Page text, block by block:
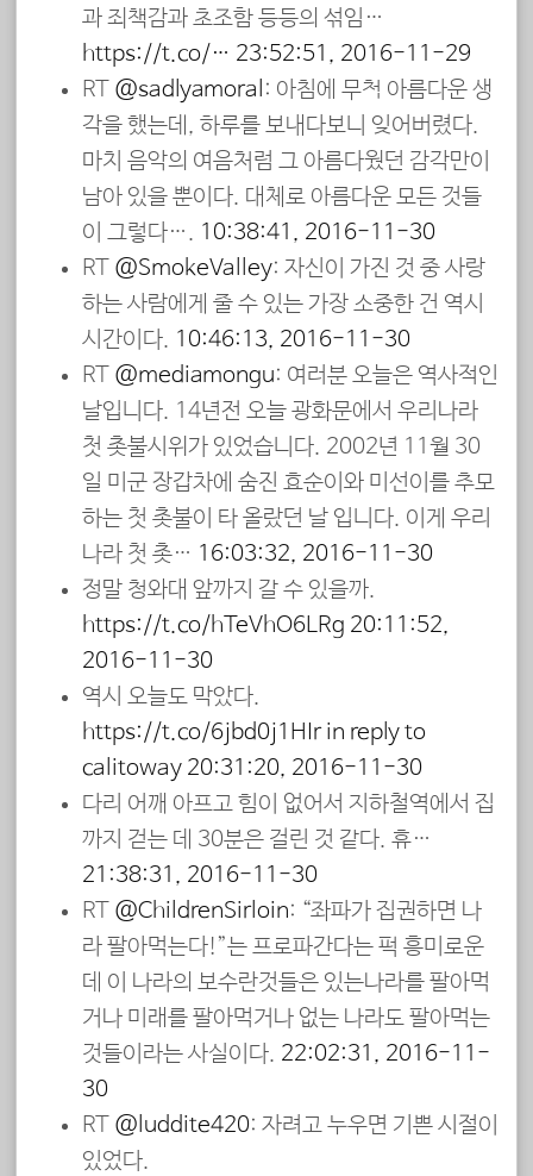
과 죄책감과 초조함 등등의 섞임…
https://t.co/… 23:52:51, 2016-11-29
RT @sadlyamoral: 아침에 무척 아름다운 생
각을 했는데, 하루를 보내다보니 잊어버렸다.
마치 음악의 여음처럼 그 아름다웠던 감각만이
남아 있을 뿐이다. 대체로 아름다운 모든 것들
이 그렇다…. 10:38:41, 2016-11-30
RT @SmokeValley: 자신이 가진 것 중 사랑
하는 사람에게 줄 수 있는 가장 소중한 건 역시
시간이다. 10:46:13, 2016-11-30
RT @mediamongu: 여러분 오늘은 역사적인
날입니다. 14년전 오늘 광화문에서 우리나라
첫 촛불시위가 있었습니다. 2002년 11월 30
일 미군 장갑차에 숨진 효순이와 미선이를 추모
하는 첫 촛불이 타 올랐던 날 입니다. 이게 우리
나라 첫 촛… 16:03:32, 2016-11-30
정말 청와대 앞까지 갈 수 있을까.
https://t.co/hTeVhO6LRg 20:11:52,
2016-11-30
역시 오늘도 막았다.
https://t.co/6jbd0j1HIr in reply to
calitoway 20:31:20, 2016-11-30
다리 어깨 아프고 힘이 없어서 지하철역에서 집
까지 걷는 데 30분은 걸린 것 같다. 휴…
21:38:31, 2016-11-30
RT @ChildrenSirloin: “좌파가 집권하면 나
라 팔아먹는다!”는 프로파간다는 퍽 흥미로운
데 이 나라의 보수란것들은 있는나라를 팔아먹
거나 미래를 팔아먹거나 없는 나라도 팔아먹는
것들이라는 사실이다. 22:02:31, 2016-11-
30
RT @luddite420: 자려고 누우면 기쁜 시절이
있었다.